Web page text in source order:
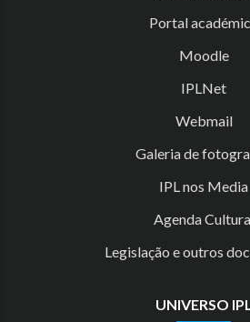
Portal
Moodle
IPLNet
Webmail
Galeria de
IPL nos Media
Agenda
Legislação e outros
UNIVERSO